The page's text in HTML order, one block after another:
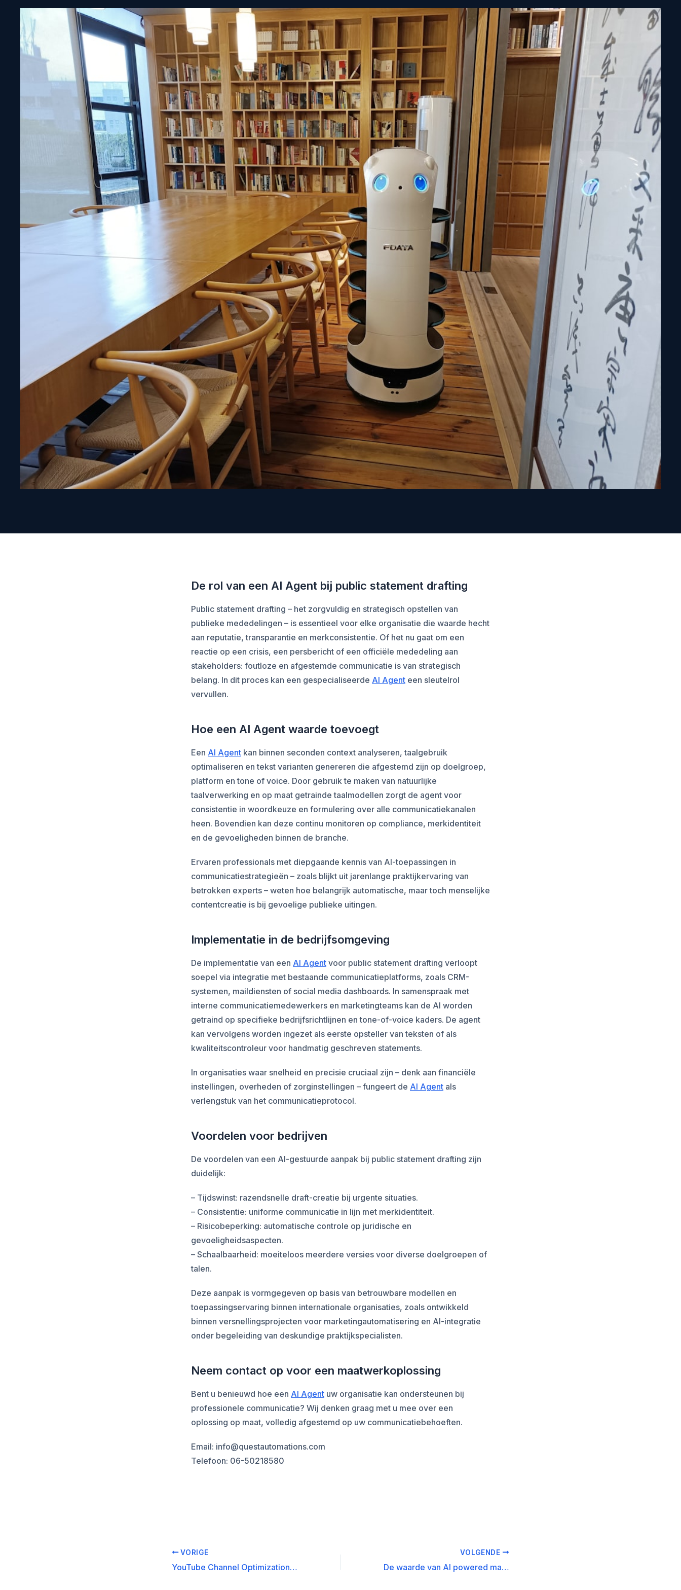
De rol van een AI Agent bij public statement drafting
Public statement drafting – het zorgvuldig en strategisch opstellen van
publieke mededelingen – is essentieel voor elke organisatie die waarde hecht
aan reputatie, transparantie en merkconsistentie. Of het nu gaat om een
reactie op een crisis, een persbericht of een officiële mededeling aan
stakeholders: foutloze en afgestemde communicatie is van strategisch
belang. In dit proces kan een gespecialiseerde AI Agent een sleutelrol
vervullen.
Hoe een AI Agent waarde toevoegt
Een AI Agent kan binnen seconden context analyseren, taalgebruik
optimaliseren en tekst varianten genereren die afgestemd zijn op doelgroep,
platform en tone of voice. Door gebruik te maken van natuurlijke
taalverwerking en op maat getrainde taalmodellen zorgt de agent voor
consistentie in woordkeuze en formulering over alle communicatiekanalen
heen. Bovendien kan deze continu monitoren op compliance, merkidentiteit
en de gevoeligheden binnen de branche.
Ervaren professionals met diepgaande kennis van AI-toepassingen in
communicatiestrategieën – zoals blijkt uit jarenlange praktijkervaring van
betrokken experts – weten hoe belangrijk automatische, maar toch menselijke
contentcreatie is bij gevoelige publieke uitingen.
Implementatie in de bedrijfsomgeving
De implementatie van een AI Agent voor public statement drafting verloopt
soepel via integratie met bestaande communicatieplatforms, zoals CRM-
systemen, maildiensten of social media dashboards. In samenspraak met
interne communicatiemedewerkers en marketingteams kan de AI worden
getraind op specifieke bedrijfsrichtlijnen en tone-of-voice kaders. De agent
kan vervolgens worden ingezet als eerste opsteller van teksten of als
kwaliteitscontroleur voor handmatig geschreven statements.
In organisaties waar snelheid en precisie cruciaal zijn – denk aan financiële
instellingen, overheden of zorginstellingen – fungeert de AI Agent als
verlengstuk van het communicatieprotocol.
Voordelen voor bedrijven
De voordelen van een AI-gestuurde aanpak bij public statement drafting zijn
duidelijk:
– Tijdswinst: razendsnelle draft-creatie bij urgente situaties.
– Consistentie: uniforme communicatie in lijn met merkidentiteit.
– Risicobeperking: automatische controle op juridische en
gevoeligheidsaspecten.
– Schaalbaarheid: moeiteloos meerdere versies voor diverse doelgroepen of
talen.
Deze aanpak is vormgegeven op basis van betrouwbare modellen en
toepassingservaring binnen internationale organisaties, zoals ontwikkeld
binnen versnellingsprojecten voor marketingautomatisering en AI-integratie
onder begeleiding van deskundige praktĳkspecialisten.
Neem contact op voor een maatwerkoplossing
Bent u benieuwd hoe een AI Agent uw organisatie kan ondersteunen bij
professionele communicatie? Wij denken graag met u mee over een
oplossing op maat, volledig afgestemd op uw communicatiebehoeften.
Email: info@questautomations.com
Telefoon: 06-50218580
VORIGE
YouTube Channel Optimization met AI Powered Marketing Automation
VOLGENDE
De waarde van AI powered marketing automation bij Affiliate Training Material